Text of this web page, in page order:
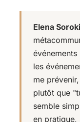
Elena
les
me
plutôt que
semble
en pratique,